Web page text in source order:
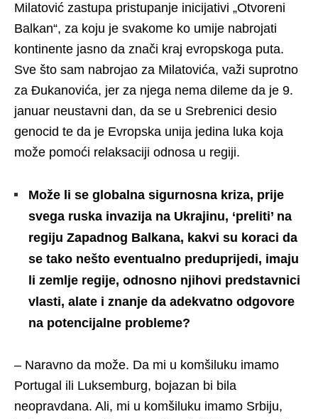
Milatović zastupa pristupanje inicijativi „Otvoreni
Balkan“, za koju je svakome ko umije nabrojati
kontinente jasno da znači kraj evropskoga puta.
Sve što sam nabrojao za Milatovića, važi suprotno
za Đukanovića, jer za njega nema dileme da je 9.
januar neustavni dan, da se u Srebrenici desio
genocid te da je Evropska unija jedina luka koja
može pomoći relaksaciji odnosa u regiji.
Može li se globalna sigurnosna kriza, prije
svega ruska invazija na Ukrajinu, ‘preliti’ na
regiju Zapadnog Balkana, kakvi su koraci da
se tako nešto eventualno preduprijedi, imaju
li zemlje regije, odnosno njihovi predstavnici
vlasti, alate i znanje da adekvatno odgovore
na potencijalne probleme?
– Naravno da može. Da mi u komšiluku imamo
Portugal ili Luksemburg, bojazan bi bila
neopravdana. Ali, mi u komšiluku imamo Srbiju,